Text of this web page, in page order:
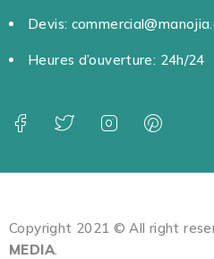
Devis:
Heures d’ouverture: 24h/24
Copyright 2021 © All right
MEDIA.